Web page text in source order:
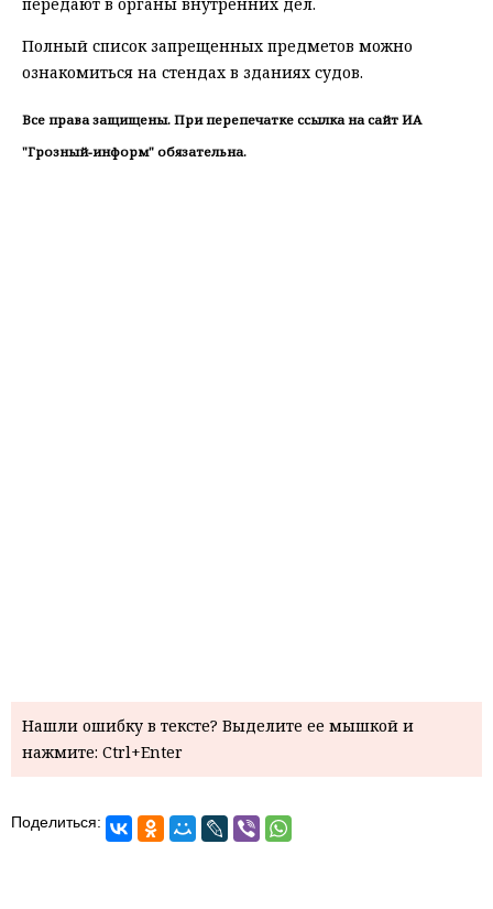
передают в органы внутренних дел.
Полный список запрещенных предметов можно
ознакомиться на стендах в зданиях судов.
Все права защищены. При перепечатке ссылка на сайт ИА
"Грозный-информ" обязательна.
Нашли ошибку в тексте? Выделите ее мышкой и
нажмите: Ctrl+Enter
Поделиться: